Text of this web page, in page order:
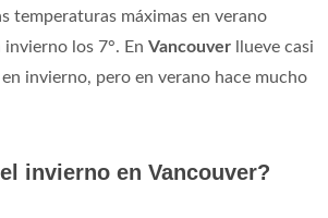
temperaturas máximas en verano
los 7°. En Vancouver llueve casi
invierno, pero en verano hace mucho
invierno en Vancouver?